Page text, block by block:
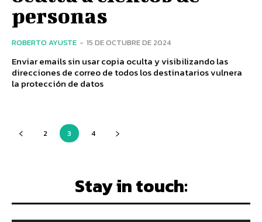
personas
ROBERTO AYUSTE - 15 DE OCTUBRE DE 2024
Enviar emails sin usar copia oculta y visibilizando las
direcciones de correo de todos los destinatarios vulnera
la protección de datos
2 3 4
Stay in touch: